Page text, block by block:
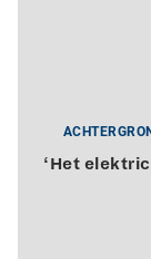
‘Het